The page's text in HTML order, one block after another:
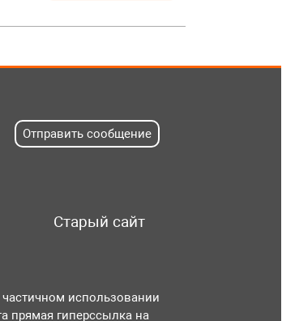
Отправить сообщение
Старый сайт
использовании
прямая гиперссылка на